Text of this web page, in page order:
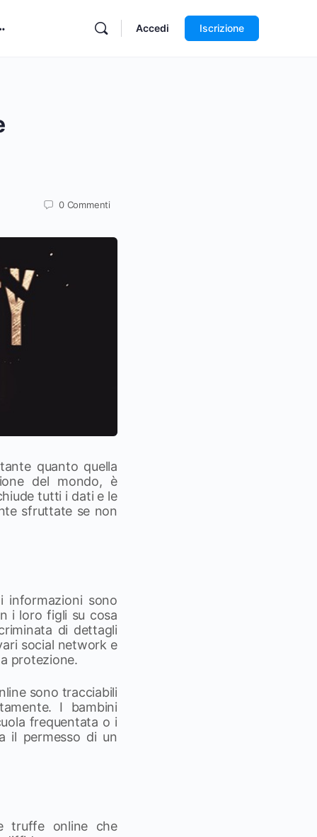
Accedi Iscrizione
0 Commenti
quanto quella
del mondo, è
tutti i dati e le
sfruttate se non
informazioni sono
i loro figli su cosa
di dettagli
social network e
protezione.
sono tracciabili
I bambini
frequentata o i
il permesso di un
truffe online che